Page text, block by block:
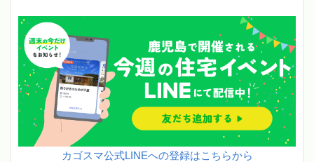
カゴスマ公式LINEへの登録はこちらから